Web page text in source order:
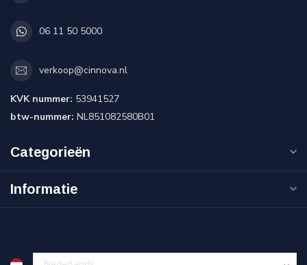
06 11 50 5000
verkoop@cinnova.nl
KVK nummer: 53941527
btw-nummer: NL851082580B01
Categorieën
Informatie